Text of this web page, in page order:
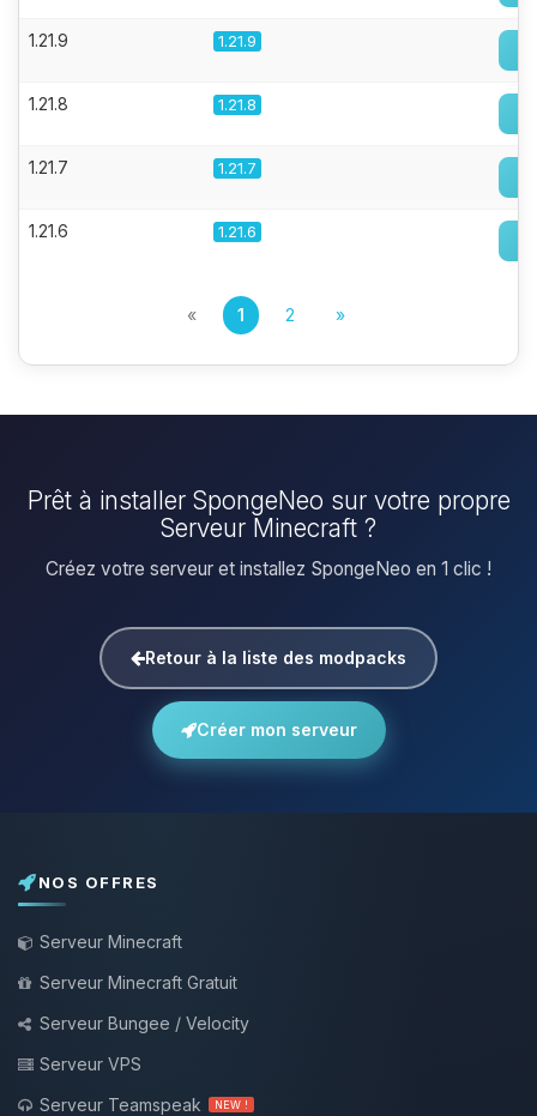
1.21.9 1.21.9
1.21.8 1.21.8
1.21.7 1.21.7
1.21.6 1.21.6
« 1 2 »
Prêt à installer SpongeNeo sur votre propre
Serveur Minecraft ?
Créez votre serveur et installez SpongeNeo en 1 clic !
Retour à la liste des modpacks
Créer mon serveur
NOS OFFRES
Serveur Minecraft
Serveur Minecraft Gratuit
Serveur Bungee / Velocity
Serveur VPS
Serveur Teamspeak
NEW !